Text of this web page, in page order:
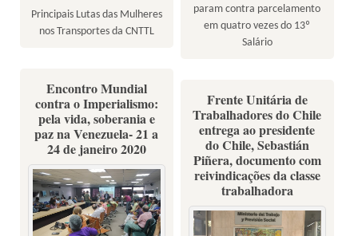
param contra parcelamento
em quatro vezes do 13º
Salário
Principais Lutas das Mulheres
nos Transportes da CNTTL
Encontro Mundial
contra o Imperialismo:
pela vida, soberania e
paz na Venezuela- 21 a
24 de janeiro 2020
Frente Unitária de
Trabalhadores do Chile
entrega ao presidente
do Chile, Sebastián
Piñera, documento com
reivindicações da classe
trabalhadora